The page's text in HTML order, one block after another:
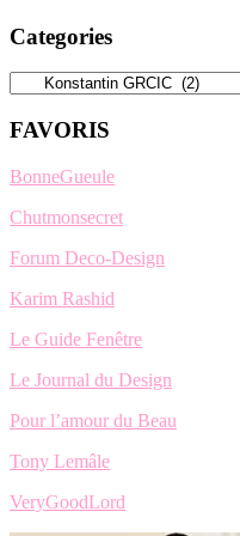
Categories
Categories
FAVORIS
BonneGueule
Chutmonsecret
Forum Deco-Design
Karim Rashid
Le Guide Fenêtre
Le Journal du Design
Pour l’amour du Beau
Tony Lemâle
VeryGoodLord